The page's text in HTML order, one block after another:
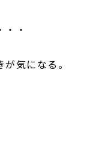
・
気になる。